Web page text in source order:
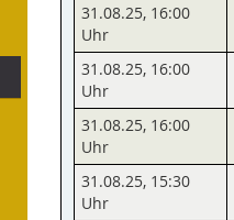
31.08.25, 16:00
Uhr
31.08.25, 16:00
Uhr
31.08.25, 16:00
Uhr
31.08.25, 15:30
Uhr